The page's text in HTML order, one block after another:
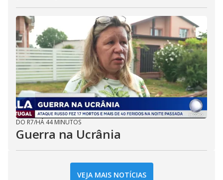
DO R7/HÁ 44 MINUTOS
Guerra na Ucrânia
VEJA MAIS NOTÍCIAS